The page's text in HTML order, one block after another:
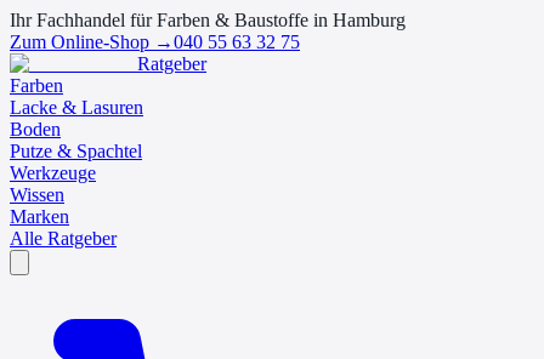
Ihr Fachhandel für Farben & Baustoffe in Hamburg
Zum Online-Shop →040 55 63 32 75
Ratgeber
Farben
Lacke & Lasuren
Boden
Putze & Spachtel
Werkzeuge
Wissen
Marken
Alle Ratgeber